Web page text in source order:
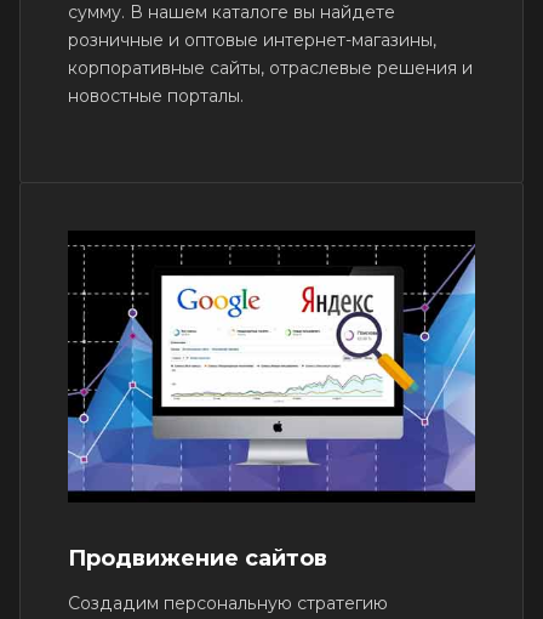
сумму. В нашем каталоге вы найдете
розничные и оптовые интернет-магазины,
корпоративные сайты, отраслевые решения и
новостные порталы.
Продвижение сайтов
Создадим персональную стратегию